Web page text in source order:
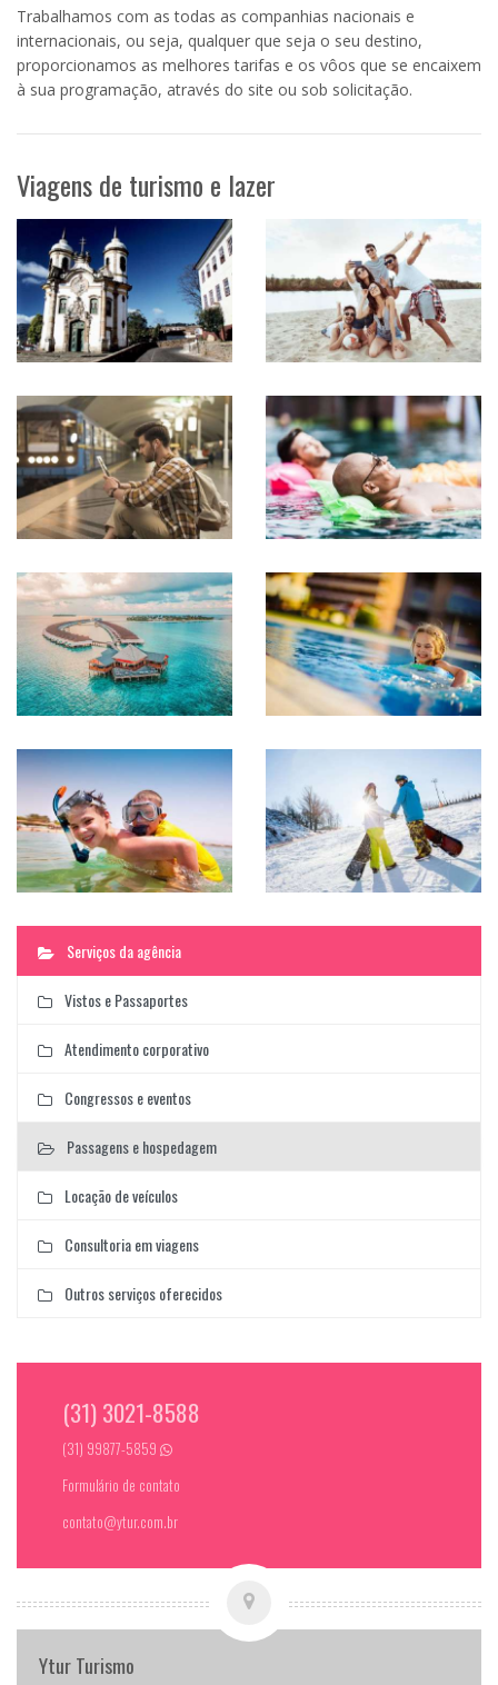
Trabalhamos com as todas as companhias nacionais e
internacionais, ou seja, qualquer que seja o seu destino,
proporcionamos as melhores tarifas e os vôos que se encaixem
à sua programação, através do site ou sob solicitação.
Viagens de turismo e lazer
Serviços da agência
Vistos e Passaportes
Atendimento corporativo
Congressos e eventos
Passagens e hospedagem
Locação de veículos
Consultoria em viagens
Outros serviços oferecidos
(31) 3021-8588
(31) 99877-5859
Formulário de contato
contato@ytur.com.br
Ytur Turismo